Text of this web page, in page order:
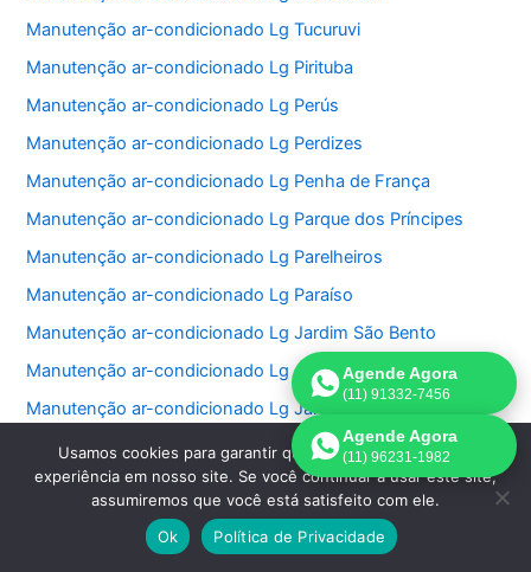
Manutenção ar-condicionado Lg Tucuruvi
Manutenção ar-condicionado Lg Pirituba
Manutenção ar-condicionado Lg Perús
Manutenção ar-condicionado Lg Perdizes
Manutenção ar-condicionado Lg Penha de França
Manutenção ar-condicionado Lg Parque dos Príncipes
Manutenção ar-condicionado Lg Parelheiros
Manutenção ar-condicionado Lg Paraíso
Manutenção ar-condicionado Lg Jardim São Bento
Manutenção ar-condicionado Lg Jardim Paulistano
Manutenção ar-condicionado Lg Jardim Paulista
Manutenção ar-condicionado Lg Jardim Morumbi
Manutenção ar-condicionado Lg Jardim Fonte do Morumbi
Manutenção ar-condicionado Lg Jardim Europa
Manutenção ar-condicionado Lg Jardim das Perdizes
Agende Agora
(11) 91332-7456
Agende Agora
(11) 96231-1982
Usamos cookies para garantir que oferecemos a melhor
experiência em nosso site. Se você continuar a usar este site,
assumiremos que você está satisfeito com ele.
Ok
Política de Privacidade